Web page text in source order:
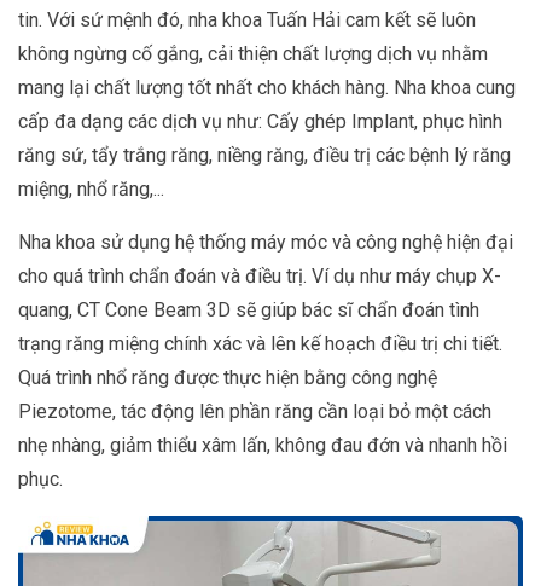
tin. Với sứ mệnh đó, nha khoa Tuấn Hải cam kết sẽ luôn
không ngừng cố gắng, cải thiện chất lượng dịch vụ nhằm
mang lại chất lượng tốt nhất cho khách hàng. Nha khoa cung
cấp đa dạng các dịch vụ như: Cấy ghép Implant, phục hình
răng sứ, tẩy trắng răng, niềng răng, điều trị các bệnh lý răng
miệng, nhổ răng,...
Nha khoa sử dụng hệ thống máy móc và công nghệ hiện đại
cho quá trình chẩn đoán và điều trị. Ví dụ như máy chụp X-
quang, CT Cone Beam 3D sẽ giúp bác sĩ chẩn đoán tình
trạng răng miệng chính xác và lên kế hoạch điều trị chi tiết.
Quá trình nhổ răng được thực hiện bằng công nghệ
Piezotome, tác động lên phần răng cần loại bỏ một cách
nhẹ nhàng, giảm thiểu xâm lấn, không đau đớn và nhanh hồi
phục.